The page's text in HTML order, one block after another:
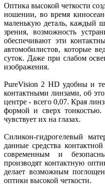
Оптика высокой четкости
ношении, во время
маленькую деталь, каждый
зрения, возможность
обеспечивают эти
автомобилистов, которые
суток. Даже при слабом
изображения.
PureVision 2 HD удобны и
контактными линзами, об
центре - всего 0,07. Края
формой и сверх
чувствует их на глазах.
Силикон-гидрогелевый
данные средства
современным и
производят контактную
делает возможным
оптики высокой четкости.